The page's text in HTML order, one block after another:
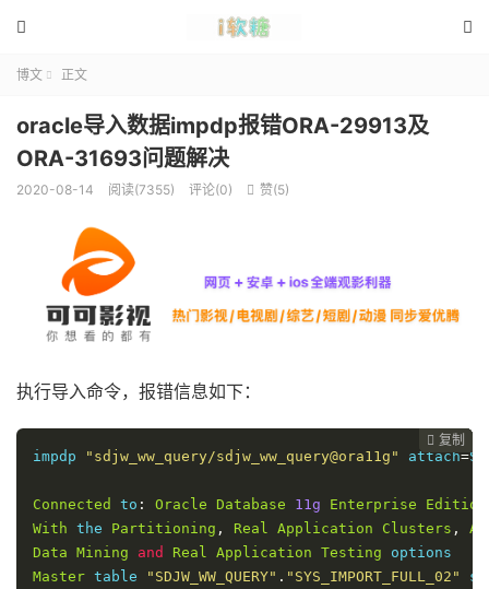


博文  正文
oracle导入数据impdp报错ORA-29913及
ORA-31693问题解决
2020-08-14 阅读(7355) 评论(0)  赞(5)
执行导入命令，报错信息如下：
 复制
 复制
 复制
 复制
 复制
impdp
"sdjw_ww_query/sdjw_ww_query@ora11g" attach=
Connected to : Oracle Database 11g Enterprise
Edition
With the Partitioning , Real Application Clusters ,
Data Mining and Real Application Testing
Master table "SDJW_WW_QUERY" . "SYS_IMPORT_FULL_02"